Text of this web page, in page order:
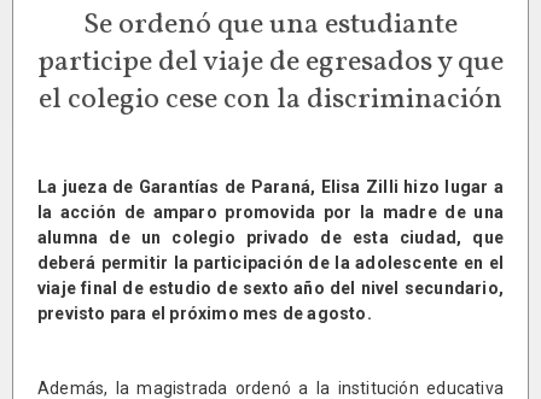
Se ordenó que una estudiante
participe del viaje de egresados y que
el colegio cese con la discriminación
La jueza de Garantías de Paraná, Elisa Zilli hizo lugar a
la acción de amparo promovida por la madre de una
alumna de un colegio privado de esta ciudad, que
deberá permitir la participación de la adolescente en el
viaje final de estudio de sexto año del nivel secundario,
previsto para el próximo mes de agosto.
Además, la magistrada ordenó a la institución educativa